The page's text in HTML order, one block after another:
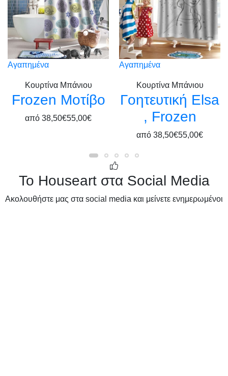
Αγαπημένα
Κουρτίνα Μπάνιου
Frozen Μοτίβο
από 38,50€55,00€
Αγαπημένα
Κουρτίνα Μπάνιου
Γοητευτική Elsa
, Frozen
από 38,50€55,00€
Το Houseart στα Social Media
Ακολουθήστε μας στα social media και μείνετε ενημερωμένοι